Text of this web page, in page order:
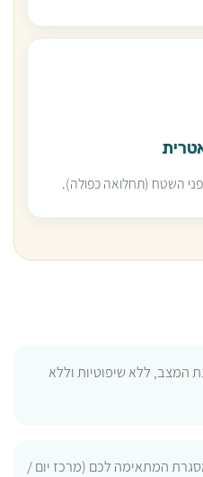
השטח (תחלואה כפולה).
המצב, ללא שיפוטיות וללא
המתאימה לכם (מרכז יום /